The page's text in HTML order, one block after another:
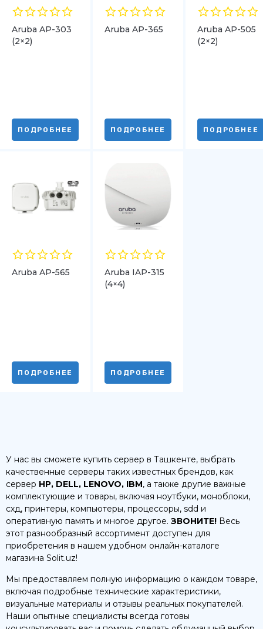
Aruba AP-303
(2×2)
ПОДРОБНЕЕ
Aruba AP-365
ПОДРОБНЕЕ
Aruba AP-505
(2×2)
ПОДРОБНЕЕ
Aruba AP-565
ПОДРОБНЕЕ
Aruba IAP-315
(4×4)
ПОДРОБНЕЕ
У нас вы сможете купить сервер в Ташкенте, выбрать
качественные серверы таких известных брендов, как
сервер HP, DELL, LENOVO, IBM, а также другие важные
комплектующие и товары, включая ноутбуки, моноблоки,
схд, принтеры, компьютеры, процессоры, sdd и
оперативную память и многое другое. ЗВОНИТЕ! Весь
этот разнообразный ассортимент доступен для
приобретения в нашем удобном онлайн-каталоге
магазина Solit.uz!
Мы предоставляем полную информацию о каждом товаре,
включая подробные технические характеристики,
визуальные материалы и отзывы реальных покупателей.
Наши опытные специалисты всегда готовы